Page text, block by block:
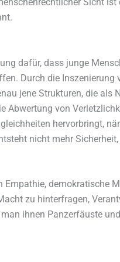
dafür, dass junge
Durch die
jene Strukturen, die
Abwertung von
hervorbringt,
nicht mehr
demokratische
zu hinterfragen,
ihnen Panzerfäuste